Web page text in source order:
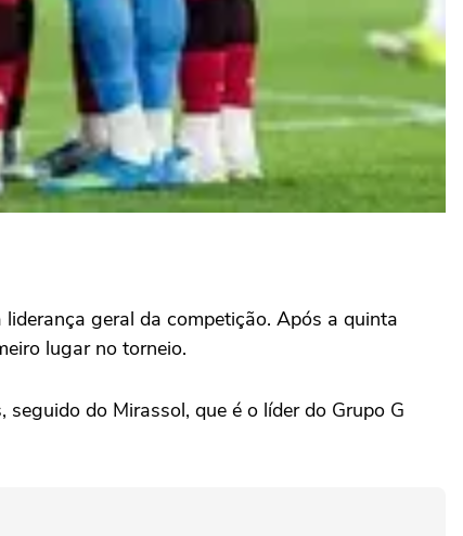
geral da competição. Após a quinta
lugar no torneio.
do Mirassol, que é o líder do Grupo G